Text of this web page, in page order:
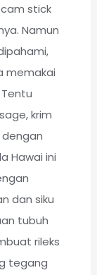
stick
Namun
memakai
krim
Hawai ini
dan siku
tubuh
rileks
tegang